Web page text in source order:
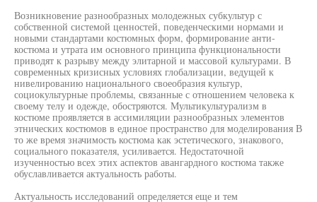
Возникновение разнообразных молодежных субкультур с
собственной системой ценностей, поведенческими нормами и
новыми стандартами костюмных форм, формирование анти-
костюма и утрата им основного принципа функциональности
приводят к разрыву между элитарной и массовой культурами. В
современных кризисных условиях глобализации, ведущей к
нивелированию национального своеобразия культур,
социокультурные проблемы, связанные с отношением человека к
своему телу и одежде, обостряются. Мультикультурализм в
костюме проявляется в ассимиляции разнообразных элементов
этнических костюмов в единое пространство для моделирования В
то же время значимость костюма как эстетического, знакового,
социального показателя, усиливается. Недостаточной
изученностью всех этих аспектов авангардного костюма также
обуславливается актуальность работы.
Актуальность исследований определяется еще и тем